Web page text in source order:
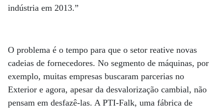
indústria em 2013.”
O problema é o tempo para que o setor reative novas
cadeias de fornecedores. No segmento de máquinas, por
exemplo, muitas empresas buscaram parcerias no
Exterior e agora, apesar da desvalorização cambial, não
pensam em desfazê-las. A PTI-Falk, uma fábrica de